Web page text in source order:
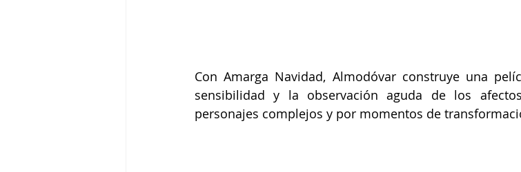
Con Amarga Navidad, Almodóvar construye una
sensibilidad y la observación aguda de los
personajes complejos y por momentos de